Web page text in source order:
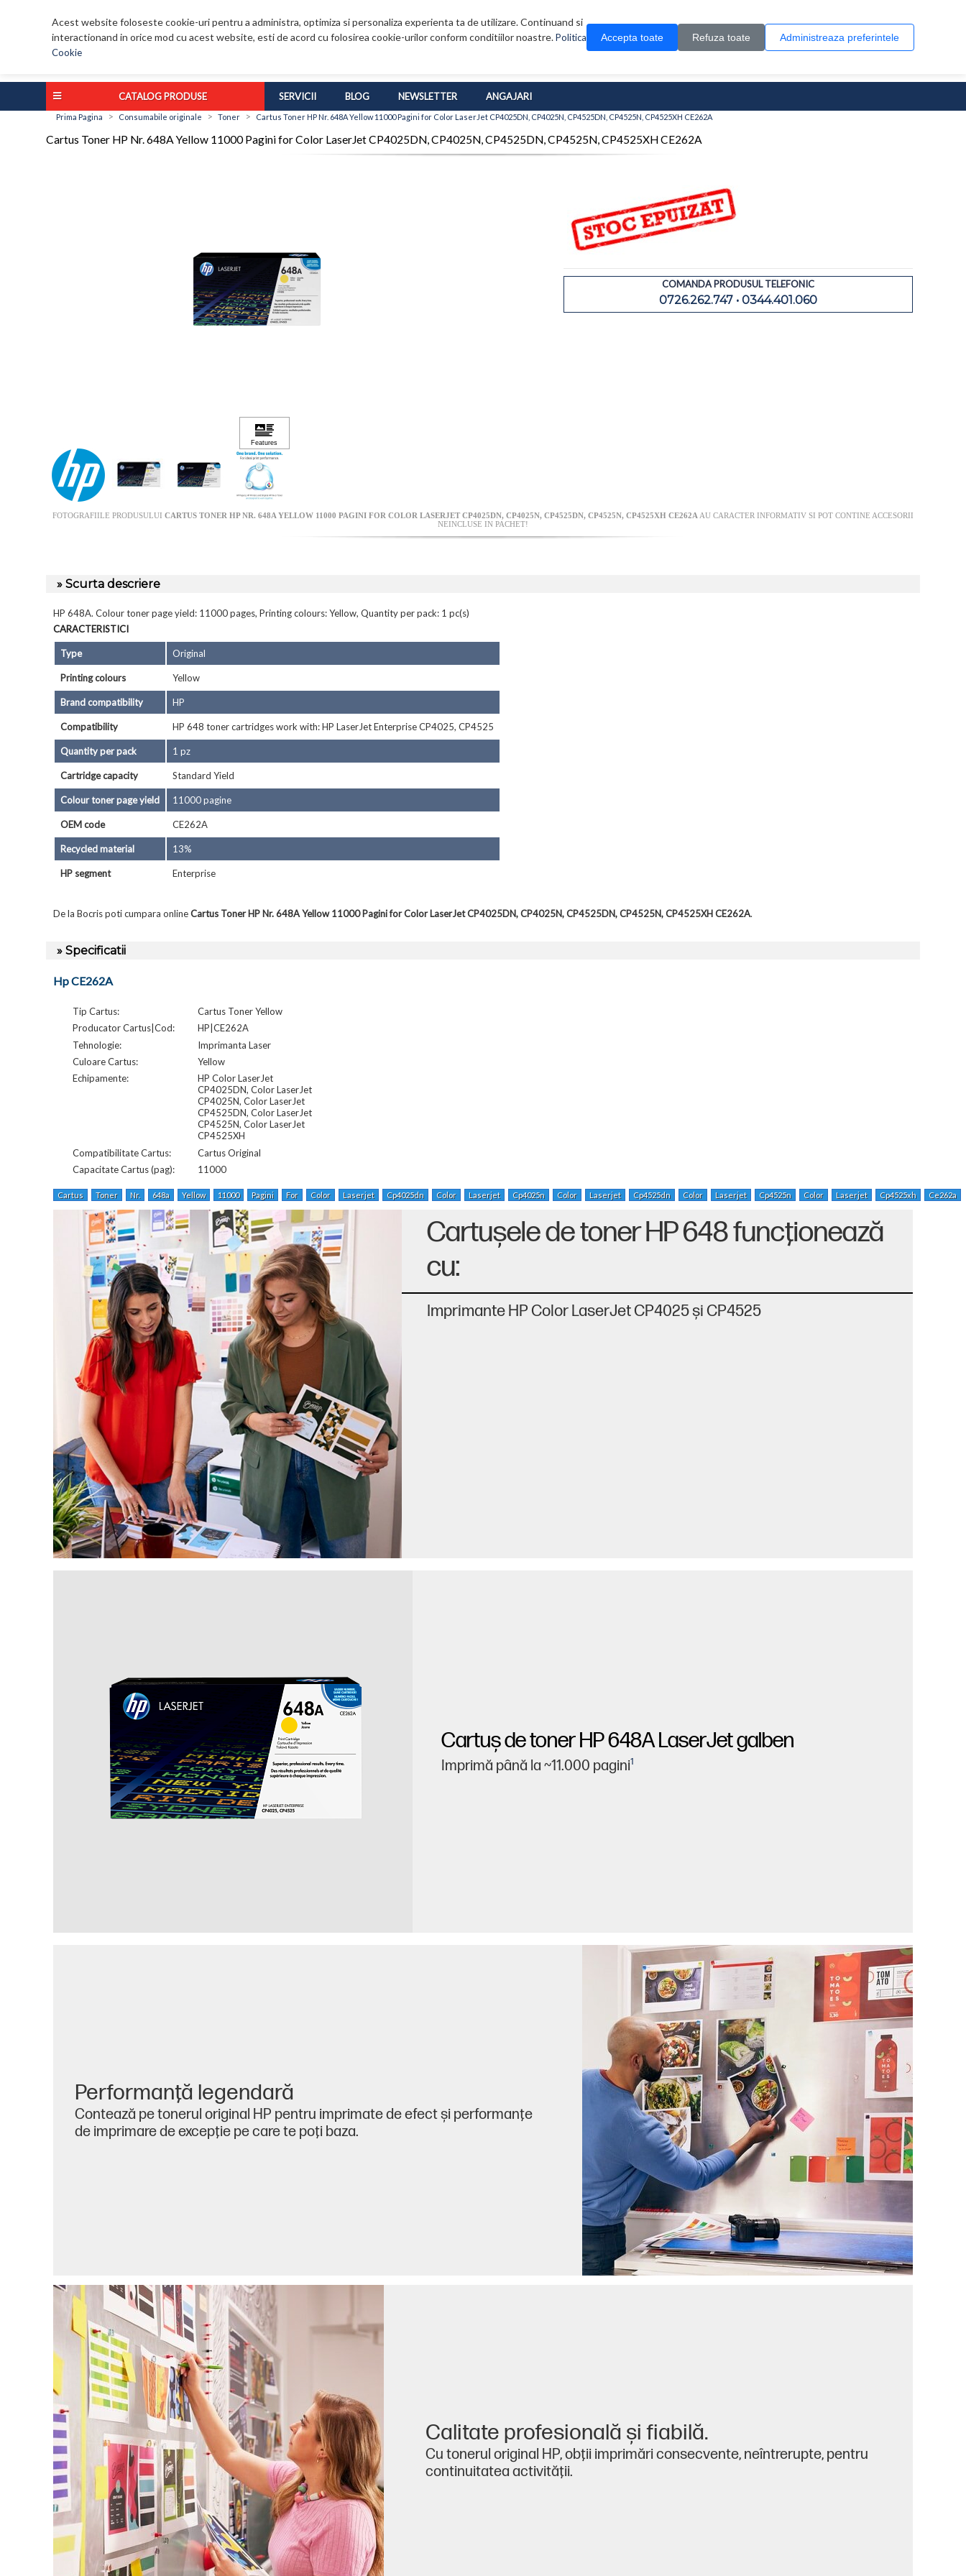
Acest website foloseste cookie-uri pentru a administra, optimiza si personaliza experienta ta de utilizare. Continuand si
interactionand in orice mod cu acest website, esti de acord cu folosirea cookie-urilor conform conditiilor noastre.Politica
Cookie
Accepta toate Refuza toate Administreaza preferintele
0 produs(e)
CATALOG PRODUSE SERVICII BLOG NEWSLETTER ANGAJARI
Prima Pagina > Consumabile originale > Toner > Cartus Toner HP Nr. 648A Yellow 11000 Pagini for Color LaserJet CP4025DN, CP4025N, CP4525DN, CP4525N, CP4525XH CE262A
Cartus Toner HP Nr. 648A Yellow 11000 Pagini for Color LaserJet CP4025DN, CP4025N, CP4525DN, CP4525N, CP4525XH CE262A
COMANDA PRODUSUL TELEFONIC
0726.262.747 • 0344.401.060
FOTOGRAFIILE PRODUSULUI CARTUS TONER HP NR. 648A YELLOW 11000 PAGINI FOR COLOR LASERJET CP4025DN, CP4025N, CP4525DN, CP4525N, CP4525XH CE262A AU CARACTER INFORMATIV SI POT CONTINE ACCESORII
NEINCLUSE IN PACHET!
» Scurta descriere
HP 648A. Colour toner page yield: 11000 pages, Printing colours: Yellow, Quantity per pack: 1 pc(s)
CARACTERISTICI
Type Original
Printing colours Yellow
Brand compatibility HP
Compatibility HP 648 toner cartridges work with: HP LaserJet Enterprise CP4025, CP4525
Quantity per pack 1 pz
Cartridge capacity Standard Yield
Colour toner page yield 11000 pagine
OEM code CE262A
Recycled material 13%
HP segment Enterprise
De la Bocris poti cumpara onlineCartus Toner HP Nr. 648A Yellow 11000 Pagini for Color LaserJet CP4025DN, CP4025N, CP4525DN, CP4525N, CP4525XH CE262A.
» Specificatii
Hp CE262A
Tip Cartus:
Cartus Toner Yellow
Producator Cartus|Cod:
HP|CE262A
Tehnologie:
Imprimanta Laser
Culoare Cartus:
Yellow
Echipamente:
HP Color LaserJet
CP4025DN, Color LaserJet
CP4025N, Color LaserJet
CP4525DN, Color LaserJet
CP4525N, Color LaserJet
CP4525XH
Compatibilitate Cartus:
Cartus Original
Capacitate Cartus (pag):
11000
Cartus Toner Nr. 648a Yellow 11000 Pagini For Color Laserjet Cp4025dn Color Laserjet Cp4025n Color Laserjet Cp4525dn Color Laserjet Cp4525n Color Laserjet Cp4525xh Ce262a
Cartuşele de toner HP 648 funcţionează
cu:
Imprimante HP Color LaserJet CP4025 şi CP4525
Cartuş de toner HP 648A LaserJet galben
Imprimă până la ~11.000 pagini1
Performanţă legendară
Contează pe tonerul original HP pentru imprimate de efect şi performanţe
de imprimare de excepţie pe care te poţi baza.
Calitate profesională şi fiabilă.
Cu tonerul original HP, obţii imprimări consecvente, neîntrerupte, pentru
continuitatea activităţii.